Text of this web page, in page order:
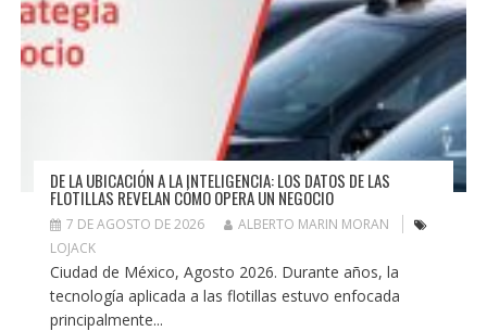
DE LA UBICACIÓN A LA INTELIGENCIA: LOS DATOS DE LAS
FLOTILLAS REVELAN CÓMO OPERA UN NEGOCIO
7 DE AGOSTO DE 2026
ALBERTO MARIN MORAN
LOJACK
Ciudad de México, Agosto 2026. Durante años, la
tecnología aplicada a las flotillas estuvo enfocada
principalmente...